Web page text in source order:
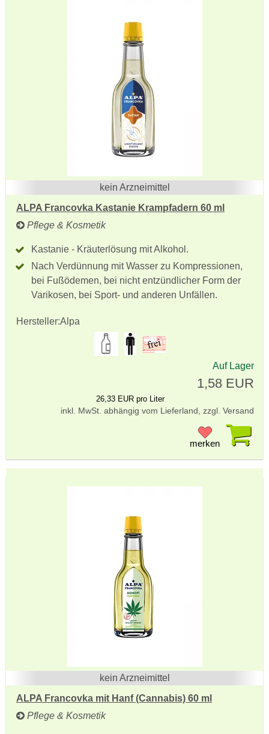
kein Arzneimittel
ALPA Francovka Kastanie Krampfadern 60 ml
Pflege & Kosmetik
Kastanie - Kräuterlösung mit Alkohol.
Nach Verdünnung mit Wasser zu Kompressionen,
bei Fußödemen, bei nicht entzündlicher Form der
Varikosen, bei Sport- und anderen Unfällen.
Hersteller:Alpa
Auf Lager
1,58 EUR
26,33 EUR pro Liter
inkl. MwSt. abhängig vom Lieferland, zzgl. Versand
merken
kein Arzneimittel
ALPA Francovka mit Hanf (Cannabis) 60 ml
Pflege & Kosmetik